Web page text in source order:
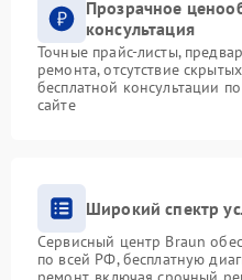
Прозрачное
консультация
Точные прайс-листы,
ремонта, отсутствие
бесплатной консультации
сайте
Широкий спектр
Сервисный центр Braun
по всей РФ, бесплатную